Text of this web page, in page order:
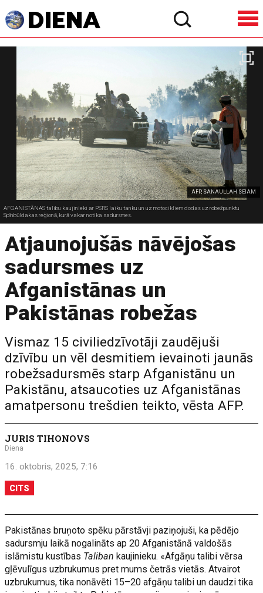
AFP, SANAULLAH SEIAM
AFGANISTĀNAS talibu kaujinieki ar PSRS laiku tanku un uz motocikliem dodas uz robežpunktu
Spīnbūldakas reģionā, kurā vakar notika sadursmes.
Atjaunojušās nāvējošas
sadursmes uz
Afganistānas un
Pakistānas robežas
Vismaz 15 civiliedzīvotāji zaudējuši
dzīvību un vēl desmitiem ievainoti jaunās
robežsadursmēs starp Afganistānu un
Pakistānu, atsaucoties uz Afganistānas
amatpersonu trešdien teikto, vēsta AFP.
JURIS TIHONOVS
Diena
16. oktobris, 2025, 7:16
CITS
Pakistānas bruņoto spēku pārstāvji paziņojuši, ka pēdējo
sadursmju laikā nogalināts ap 20 Afganistānā valdošās
islāmistu kustības Taliban kaujinieku. «Afgāņu talibi vērsa
gļēvulīgus uzbrukumus pret mums četrās vietās. Atvairot
uzbrukumus, tika nonāvēti 15–20 afgāņu talibi un daudzi tika